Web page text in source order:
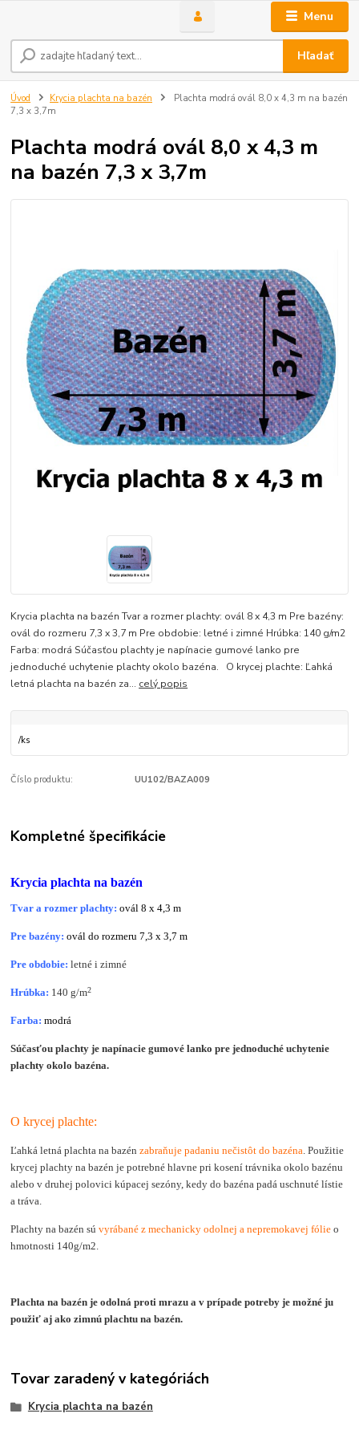
Menu
Hľadať
Úvod Krycia plachta na bazén
Plachta modrá ovál 8,0 x 4,3 m na bazén
7,3 x 3,7m
Plachta modrá ovál 8,0 x 4,3 m
na bazén 7,3 x 3,7m
Krycia plachta na bazén Tvar a rozmer plachty: ovál 8 x 4,3 m Pre bazény:
ovál do rozmeru 7,3 x 3,7 m Pre obdobie: letné i zimné Hrúbka: 140 g/m2
Farba: modrá Súčasťou plachty je napínacie gumové lanko pre
jednoduché uchytenie plachty okolo bazéna. O krycej plachte: Ľahká
letná plachta na bazén za... celý popis
/ks
Číslo produktu: UU102/BAZA009
Kompletné špecifikácie
Krycia plachta na bazén
Tvar a rozmer plachty: ovál 8 x 4,3 m
Pre bazény: ovál do rozmeru 7,3 x 3,7 m
Pre obdobie: letné i zimné
Hrúbka: 140 g/m2
Farba: modrá
Súčasťou plachty je napínacie gumové lanko pre jednoduché uchytenie
plachty okolo bazéna.
O krycej plachte:
Ľahká letná plachta na bazénzabraňuje padaniu nečistôt do bazéna. Použitie
krycej plachty na bazén je potrebné hlavne pri kosení trávnika okolo bazénu
alebo v druhej polovici kúpacej sezóny, kedy do bazéna padá uschnuté lístie
a tráva.
Plachty na bazén súvyrábané z mechanicky odolnej a nepremokavej fólie o
hmotnosti 140g/m2.
Plachta na bazén je odolná proti mrazu a v prípade potreby je možné ju
použiť aj ako zimnú plachtu na bazén.
Tovar zaradený v kategóriách
Krycia plachta na bazén